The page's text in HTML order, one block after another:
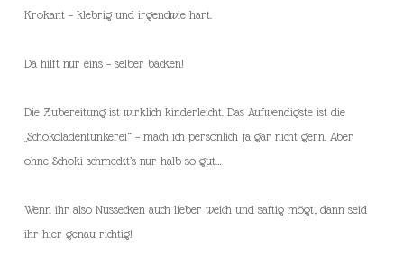
Krokant – klebrig und irgendwie hart.
Da hilft nur eins – selber backen!
Die Zubereitung ist wirklich kinderleicht. Das Aufwendigste ist die
„Schokoladentunkerei“ – mach ich persönlich ja gar nicht gern. Aber
ohne Schoki schmeckt’s nur halb so gut…
Wenn ihr also Nussecken auch lieber weich und saftig mögt, dann seid
ihr hier genau richtig!